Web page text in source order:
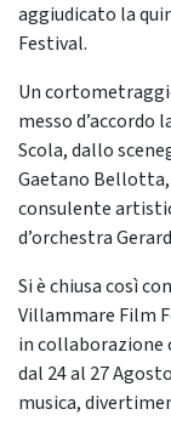
aggiudicato la
Festival.
Un
messo
Scola, dallo
Gaetano
consulente
d’orchestra
Si è chiusa così
Villammare Film
in collaborazione
dal 24 al 27
musica,